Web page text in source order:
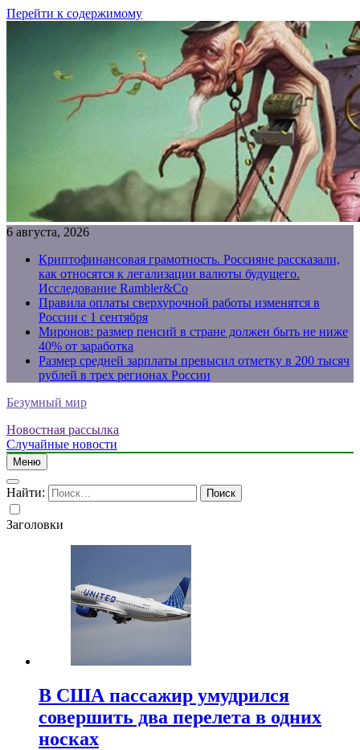
Перейти к содержимому
6 августа, 2026
Криптофинансовая грамотность. Россияне рассказали,
как относятся к легализации валюты будущего.
Исследование Rambler&Co
Правила оплаты сверхурочной работы изменятся в
России с 1 сентября
Миронов: размер пенсий в стране должен быть не ниже
40% от заработка
Размер средней зарплаты превысил отметку в 200 тысяч
рублей в трех регионах России
Безумный мир
Новостная рассылка
Случайные новости
Меню
Найти:
Заголовки
В США пассажир умудрился
совершить два перелета в одних
носках